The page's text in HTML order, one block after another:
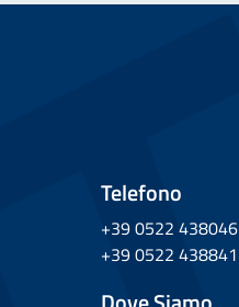
Telefono
+39 0522 438046
+39 0522 438841